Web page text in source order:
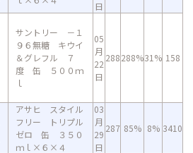
日
サントリー －１
９６無糖 キウイ
＆グレフル ７
度 缶 ５００ｍ
ｌ
05
月
22
日
288288%31% 158
アサヒ スタイル
フリー トリプル
ゼロ 缶 ３５０
ｍｌ×６×４
03
月
29
日
287 85% 8% 3410